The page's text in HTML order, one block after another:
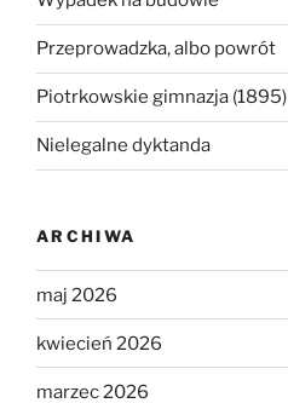
Przeprowadzka, albo powrót
Piotrkowskie gimnazja (1895)
Nielegalne dyktanda
ARCHIWA
maj 2026
kwiecień 2026
marzec 2026